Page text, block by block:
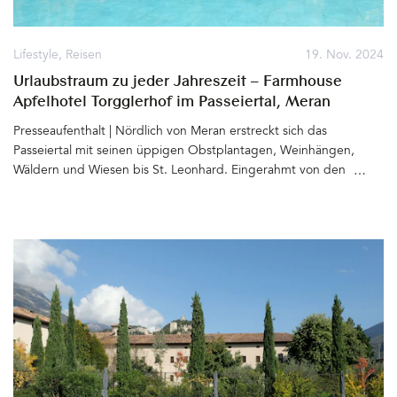
19. Nov. 2024
Lifestyle, Reisen
Urlaubstraum zu jeder Jahreszeit – Farmhouse
Apfelhotel Torgglerhof im Passeiertal, Meran
Presseaufenthalt | Nördlich von Meran erstreckt sich das
Passeiertal mit seinen üppigen Obstplantagen, Weinhängen,
Wäldern und Wiesen bis St. Leonhard. Eingerahmt von den
zu jeder Jahreszeit Kraft tanken. Im Frühling blühen im Meraner
Land die Apfelbäume in zartem Rosa, im Sommer gibt es beim
Wandern entlang der Waal- und Panoramawege genug Schatten
der für die Südtiroler Alpen einzigartigen Vegetation (selbst
Olivenbäume und Palmen wachsen hier), im Herbst ist Erntezeit
und die Blätter strahlen in Gelb- und Rottönen. Im Winter kann es
zwar schon auch mal kalt werden, doch sobald die Sonne heraus
kommt, wird man von dieser wohlig gewärmt. Palmen vor